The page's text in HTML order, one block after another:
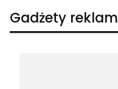
Gadżety